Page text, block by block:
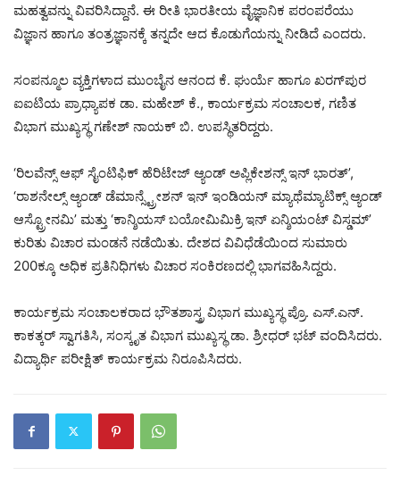
ಮಹತ್ವವನ್ನು ವಿವರಿಸಿದ್ದಾನೆ. ಈ ರೀತಿ ಭಾರತೀಯ ವೈಜ್ಞಾನಿಕ ಪರಂಪರೆಯು
ವಿಜ್ಞಾನ ಹಾಗೂ ತಂತ್ರಜ್ಞಾನಕ್ಕೆ ತನ್ನದೇ ಆದ ಕೊಡುಗೆಯನ್ನು ನೀಡಿದೆ ಎಂದರು.
ಸಂಪನ್ಮೂಲ ವ್ಯಕ್ತಿಗಳಾದ ಮುಂಬೈನ ಆನಂದ ಕೆ. ಘುರ್ಯೆ ಹಾಗೂ ಖರಗ್‌ಪುರ
ಐಐಟಿಯ ಪ್ರಾಧ್ಯಾಪಕ ಡಾ. ಮಹೇಶ್ ಕೆ., ಕಾರ್ಯಕ್ರಮ ಸಂಚಾಲಕ, ಗಣಿತ
ವಿಭಾಗ ಮುಖ್ಯಸ್ಥ ಗಣೇಶ್ ನಾಯಕ್ ಬಿ. ಉಪಸ್ಥಿತರಿದ್ದರು.
‘ರಿಲವೆನ್ಸ್ ಆಫ್ ಸೈಂಟಿಫಿಕ್ ಹೆರಿಟೇಜ್ ಆ್ಯಂಡ್ ಅಪ್ಲಿಕೇಶನ್ಸ್ ಇನ್ ಭಾರತ್’,
‘ರಾಶನೇಲ್ಸ್ ಆ್ಯಂಡ್ ಡೆಮಾನ್ಸ್ಟ್ರೇಶನ್ ಇನ್ ಇಂಡಿಯನ್ ಮ್ಯಾಥೆಮ್ಯಾಟಿಕ್ಸ್ ಆ್ಯಂಡ್
ಆಸ್ಟ್ರೋನಮಿ’ ಮತ್ತು ‘ಕಾನ್ಶಿಯಸ್ ಬಯೋಮಿಮಿಕ್ರಿ ಇನ್ ಏನ್ಶಿಯಂಟ್ ವಿಸ್ಡಮ್’
ಕುರಿತು ವಿಚಾರ ಮಂಡನೆ ನಡೆಯಿತು. ದೇಶದ ವಿವಿಧೆಡೆಯಿಂದ ಸುಮಾರು
200ಕ್ಕೂ ಅಧಿಕ ಪ್ರತಿನಿಧಿಗಳು ವಿಚಾರ ಸಂಕಿರಣದಲ್ಲಿ ಭಾಗವಹಿಸಿದ್ದರು.
ಕಾರ್ಯಕ್ರಮ ಸಂಚಾಲಕರಾದ ಭೌತಶಾಸ್ತ್ರ ವಿಭಾಗ ಮುಖ್ಯಸ್ಥ ಪ್ರೊ. ಎಸ್.ಎನ್.
ಕಾಕತ್ಕರ್ ಸ್ವಾಗತಿಸಿ, ಸಂಸ್ಕೃತ ವಿಭಾಗ ಮುಖ್ಯಸ್ಥ ಡಾ. ಶ್ರೀಧರ್ ಭಟ್ ವಂದಿಸಿದರು.
ವಿದ್ಯಾರ್ಥಿ ಪರೀಕ್ಷಿತ್ ಕಾರ್ಯಕ್ರಮ ನಿರೂಪಿಸಿದರು.